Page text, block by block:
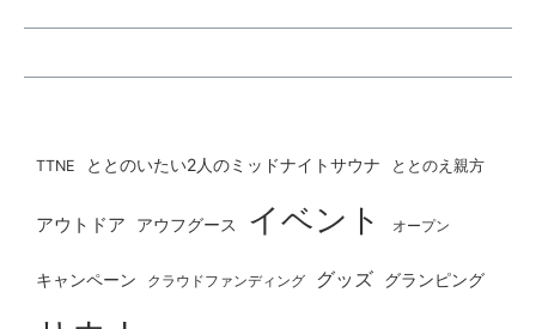
TTNE ととのいたい2人のミッドナイトサウナ ととのえ親方
アウトドア アウフグース イベント オープン
キャンペーン クラウドファンディング グッズ グランピング